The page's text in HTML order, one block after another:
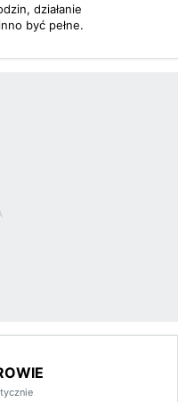
działanie
być pełne.